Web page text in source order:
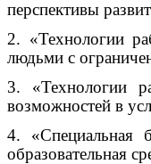
перспективы
2. «Технологии
людьми с
3. «Технологии
возможностей в
4. «Специальная
образовательная